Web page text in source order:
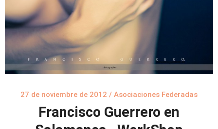
27 de noviembre de 2012 / Asociaciones Federadas
Francisco Guerrero en